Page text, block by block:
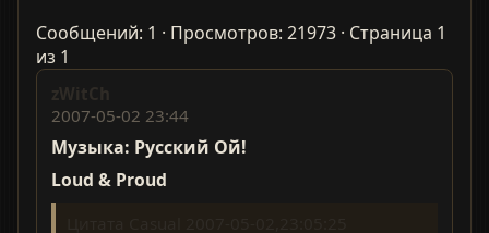
Сообщений: 1 · Просмотров: 21973 · Страница 1
из 1
zWitCh
2007-05-02 23:44
Музыка: Русский Ой!
Loud & Proud